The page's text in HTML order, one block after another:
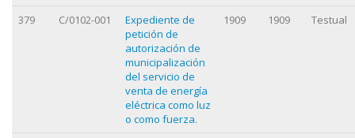
379 C/0102-001
Expediente de
petición de
autorización de
municipalización
del servicio de
venta de energía
eléctrica como luz
o como fuerza.
1909 1909 Testual